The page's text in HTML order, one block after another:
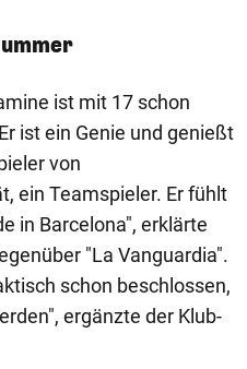
ist mit 17 schon
ist ein Genie und genießt
von
ein Teamspieler. Er fühlt
in Barcelona", erklärte
"La Vanguardia".
schon beschlossen,
ergänzte der Klub-